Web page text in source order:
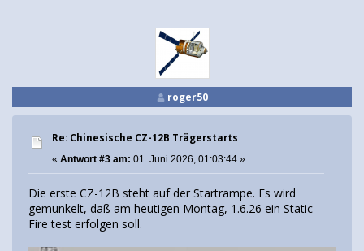
roger50
Re: Chinesische CZ-12B Trägerstarts
« Antwort #3 am: 01. Juni 2026, 01:03:44 »
Die erste CZ-12B steht auf der Startrampe. Es wird
gemunkelt, daß am heutigen Montag, 1.6.26 ein Static
Fire test erfolgen soll.